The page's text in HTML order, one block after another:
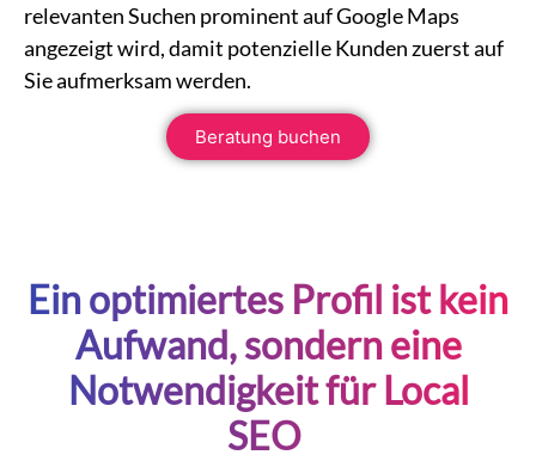
relevanten Suchen prominent auf Google Maps
angezeigt wird, damit potenzielle Kunden zuerst auf
Sie aufmerksam werden.
Beratung buchen
Ein optimiertes Profil ist kein
Aufwand, sondern eine
Notwendigkeit fürLocal
SEO